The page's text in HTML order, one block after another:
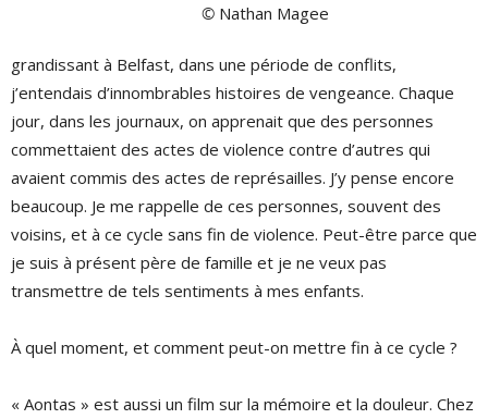
© Nathan Magee
grandissant à Belfast, dans une période de conflits,
j’entendais d’innombrables histoires de vengeance. Chaque
jour, dans les journaux, on apprenait que des personnes
commettaient des actes de violence contre d’autres qui
avaient commis des actes de représailles. J’y pense encore
beaucoup. Je me rappelle de ces personnes, souvent des
voisins, et à ce cycle sans fin de violence. Peut-être parce que
je suis à présent père de famille et je ne veux pas
transmettre de tels sentiments à mes enfants.
À quel moment, et comment peut-on mettre fin à ce cycle ?
« Aontas » est aussi un film sur la mémoire et la douleur. Chez